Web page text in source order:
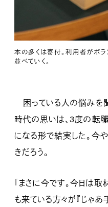
本の多くは寄付。利用者がボラ
並べていく。
困っている人の悩みを
時代の思いは、3度の転
になる形で結実した。今
きだろう。
「まさに今です。今日は取
も来ている方々が『じゃあ